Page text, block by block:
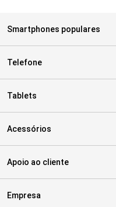
Smartphones populares
Telefone
Tablets
Acessórios
Apoio ao cliente
Empresa